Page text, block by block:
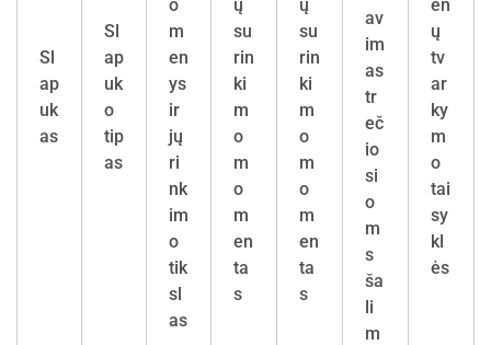
Sl
ap
uk
as
Sl
ap
uk
o
tip
as
o
m
en
ys
ir
jų
ri
nk
im
o
tik
sl
as
ų
su
rin
ki
m
o
m
o
m
en
ta
s
ų
su
rin
ki
m
o
m
o
m
en
ta
s
av
im
as
tr
eč
io
si
o
m
s
ša
li
m
en
ų
tv
ar
ky
m
o
tai
sy
kl
ės